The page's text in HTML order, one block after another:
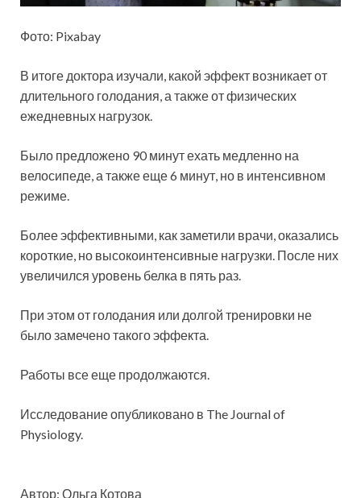
Фото: Pixabay
В итоге доктора изучали, какой эффект возникает от
длительного голодания, а также от физических
ежедневных нагрузок.
Было предложено 90 минут ехать медленно на
велосипеде, а также еще 6 минут, но в интенсивном
режиме.
Более эффективными, как заметили врачи, оказались
короткие, но высокоинтенсивные нагрузки. После них
увеличился уровень белка в пять раз.
При этом от голодания или долгой тренировки не
было замечено такого эффекта.
Работы все еще продолжаются.
Исследование опубликовано в The Journal of
Physiology.
Автор: Ольга Котова